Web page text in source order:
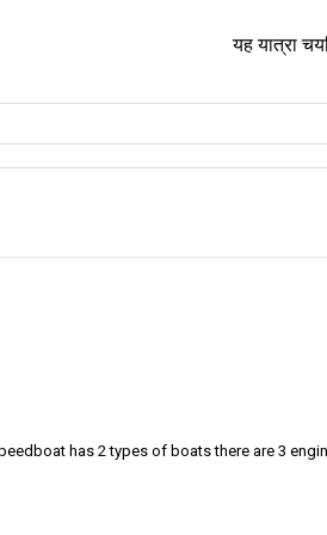
द्वारा थामे एक विशेष रत्न के रूप में कल्पना करें। इसे
द्वीप पर होते हैं, तो समय धीमा महसूस होता है, और
ओर ऊंची चट्टानें हैं जो देखने में अद्भुत हैं, और सब कुछ
देखें। आप मछली पकड़ने वाली नौकाओं को लहरों के साथ
यह यात्रा
has 2 types of boats there are 3